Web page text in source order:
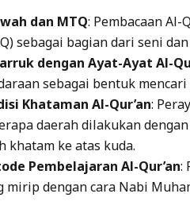
dan MTQ: Pembacaan
sebagai bagian dari seni
dengan Ayat-Ayat Al-
sebagai bentuk
Khataman Al-Qur’an:
daerah dilakukan
khatam ke atas kuda.
Pembelajaran Al-Qur’an:
mirip dengan cara Nabi